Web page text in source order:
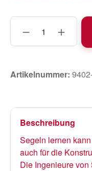
Produkt
Artikelnummer:
Beschreibung
Segeln lernen
auch für die
Die Ingenieure